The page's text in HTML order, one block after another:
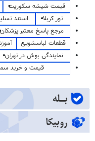
قیمت شیشه سکوریت
تور کربلا
استند
مرجع پاسخ معتبر پزشکان
قطعات لباسشویی
نمایندگی بوش در تهران
قیمت و خرید